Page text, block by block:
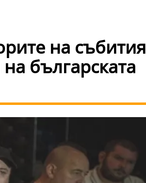
на събития
българската